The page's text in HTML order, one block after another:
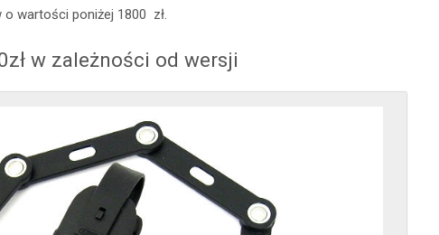
wartości poniżej 1800 zł.
w zależności od wersji